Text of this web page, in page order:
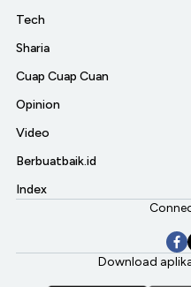
Tech
Sharia
Cuap Cuap Cuan
Opinion
Video
Berbuatbaik.id
Index
Download